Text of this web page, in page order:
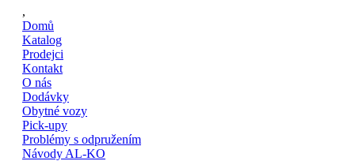
,
Domů
Katalog
Prodejci
Kontakt
O nás
Dodávky
Obytné vozy
Pick-upy
Problémy s odpružením
Návody AL-KO